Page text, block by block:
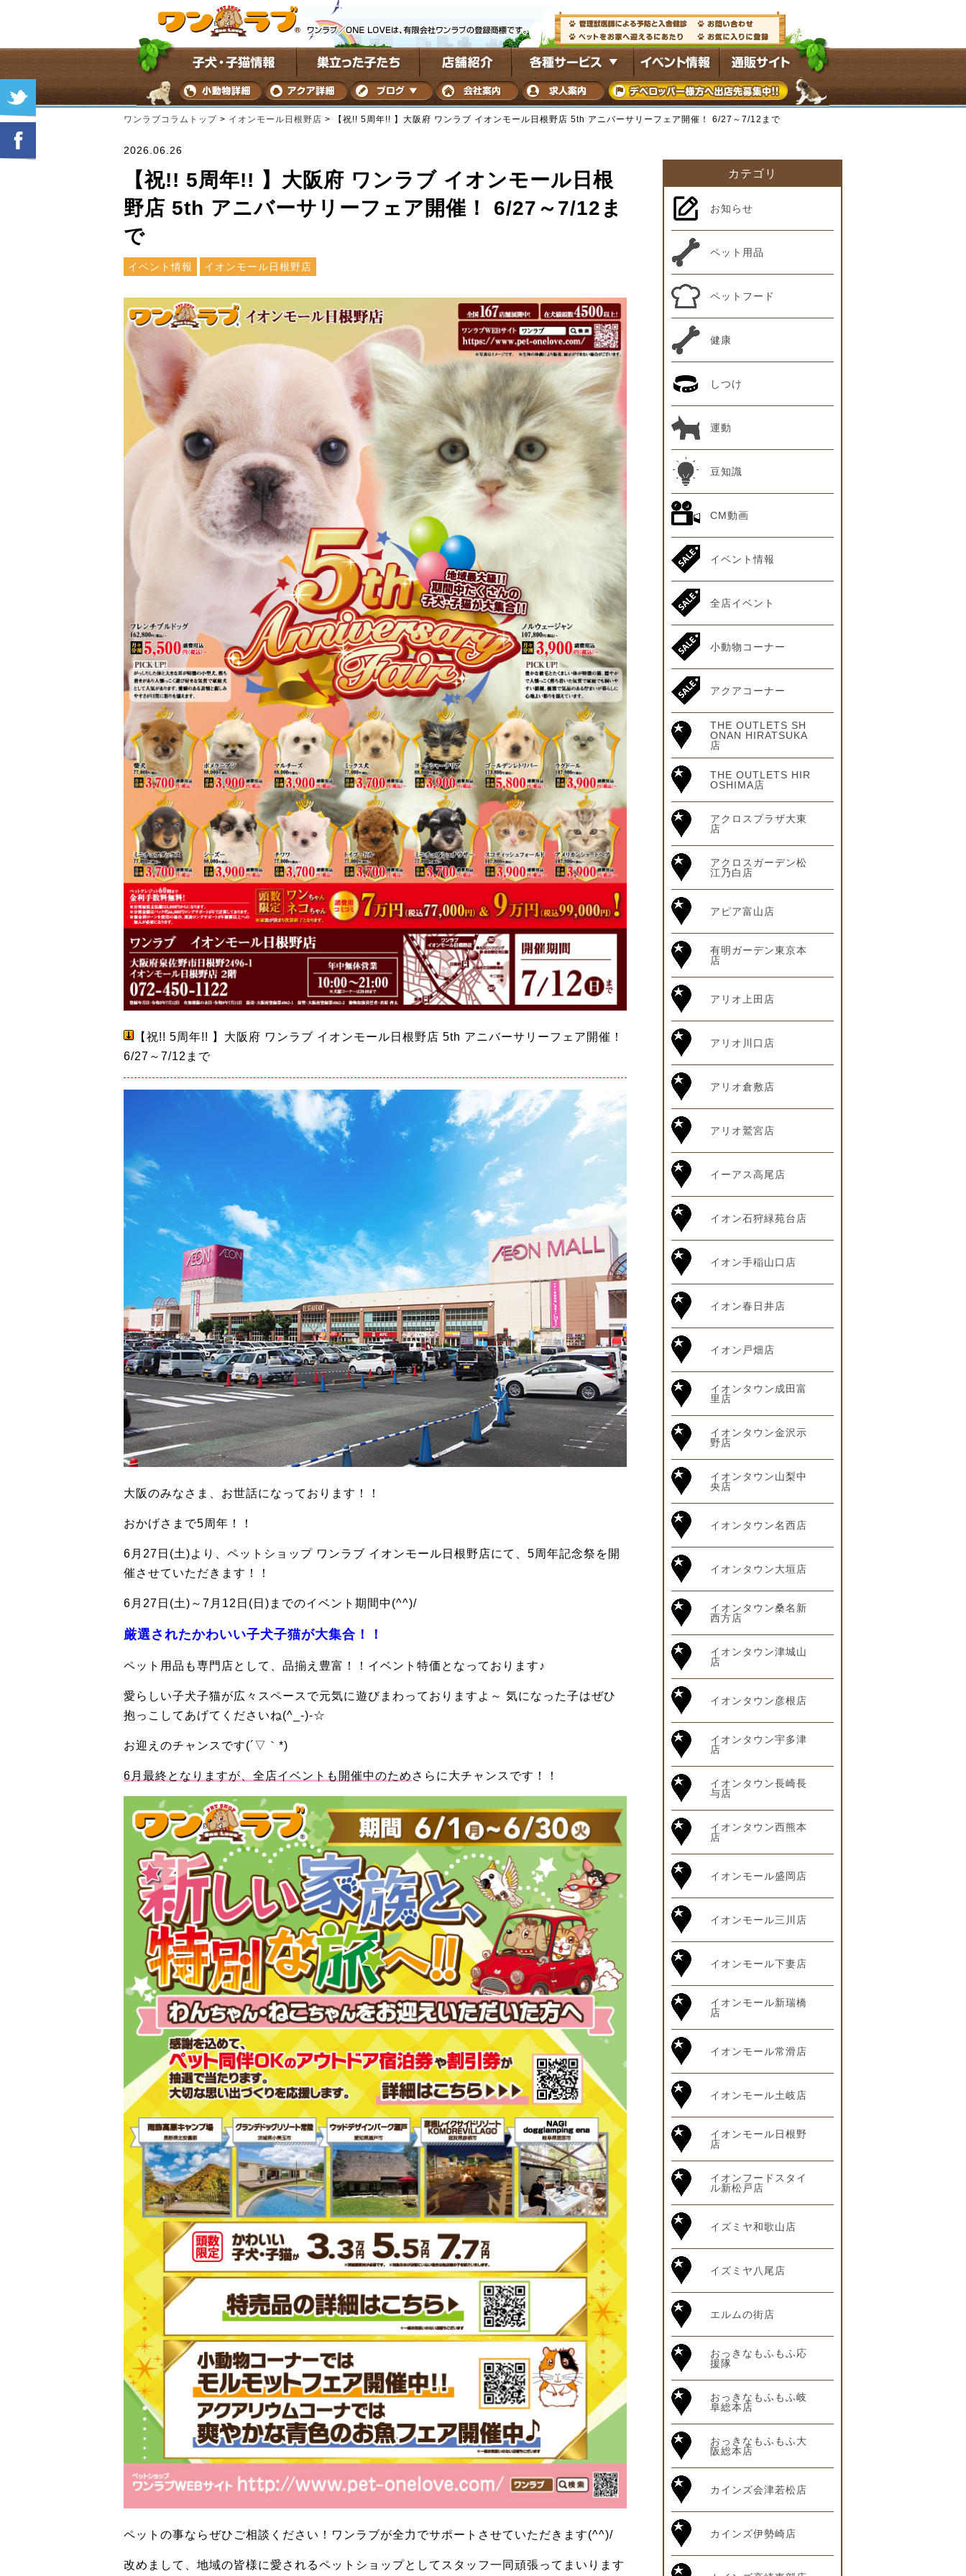
ワンラブコラムトップ > イオンモール日根野店 > 【祝!! 5周年!! 】大阪府 ワンラブ イオンモール日根野店 5th アニバーサリーフェア開催！ 6/27～7/12まで
2026.06.26
【祝!! 5周年!! 】大阪府 ワンラブ イオンモール日根
野店 5th アニバーサリーフェア開催！ 6/27～7/12ま
で
イベント情報 イオンモール日根野店
【祝!! 5周年!! 】大阪府 ワンラブ イオンモール日根野店 5th アニバーサリーフェア開催！
6/27～7/12まで
大阪のみなさま、お世話になっております！！
おかげさまで5周年！！
6月27日(土)より、ペットショップ ワンラブ イオンモール日根野店にて、5周年記念祭を開
催させていただきます！！
6月27日(土)～7月12日(日)までのイベント期間中(^^)/
厳選されたかわいい子犬子猫が大集合！！
ペット用品も専門店として、品揃え豊富！！イベント特価となっております♪
愛らしい子犬子猫が広々スペースで元気に遊びまわっておりますよ～ 気になった子はぜひ
抱っこしてあげてくださいね(^_-)-☆
お迎えのチャンスです(´▽｀*)
6月最終となりますが、全店イベントも開催中のため さらに大チャンスです！！
ペットの事ならぜひご相談ください！ワンラブが全力でサポートさせていただきます(^^)/
改めまして、地域の皆様に愛されるペットショップとしてスタッフ一同頑張ってまいります
カテゴリ
お知らせ
ペット用品
ペットフード
健康
しつけ
運動
豆知識
CM動画
イベント情報
全店イベント
小動物コーナー
アクアコーナー
THE OUTLETS SH
ONAN HIRATSUKA
店
THE OUTLETS HIR
OSHIMA店
アクロスプラザ大東
店
アクロスガーデン松
江乃白店
アピア富山店
有明ガーデン東京本
店
アリオ上田店
アリオ川口店
アリオ倉敷店
アリオ鷲宮店
イーアス高尾店
イオン石狩緑苑台店
イオン手稲山口店
イオン春日井店
イオン戸畑店
イオンタウン成田富
里店
イオンタウン金沢示
野店
イオンタウン山梨中
央店
イオンタウン名西店
イオンタウン大垣店
イオンタウン桑名新
西方店
イオンタウン津城山
店
イオンタウン彦根店
イオンタウン宇多津
店
イオンタウン長崎長
与店
イオンタウン西熊本
店
イオンモール盛岡店
イオンモール三川店
イオンモール下妻店
イオンモール新瑞橋
店
イオンモール常滑店
イオンモール土岐店
イオンモール日根野
店
イオンフードスタイ
ル新松戸店
イズミヤ和歌山店
イズミヤ八尾店
エルムの街店
おっきなもふもふ応
援隊
おっきなもふもふ岐
阜総本店
おっきなもふもふ大
阪総本店
カインズ会津若松店
カインズ伊勢崎店